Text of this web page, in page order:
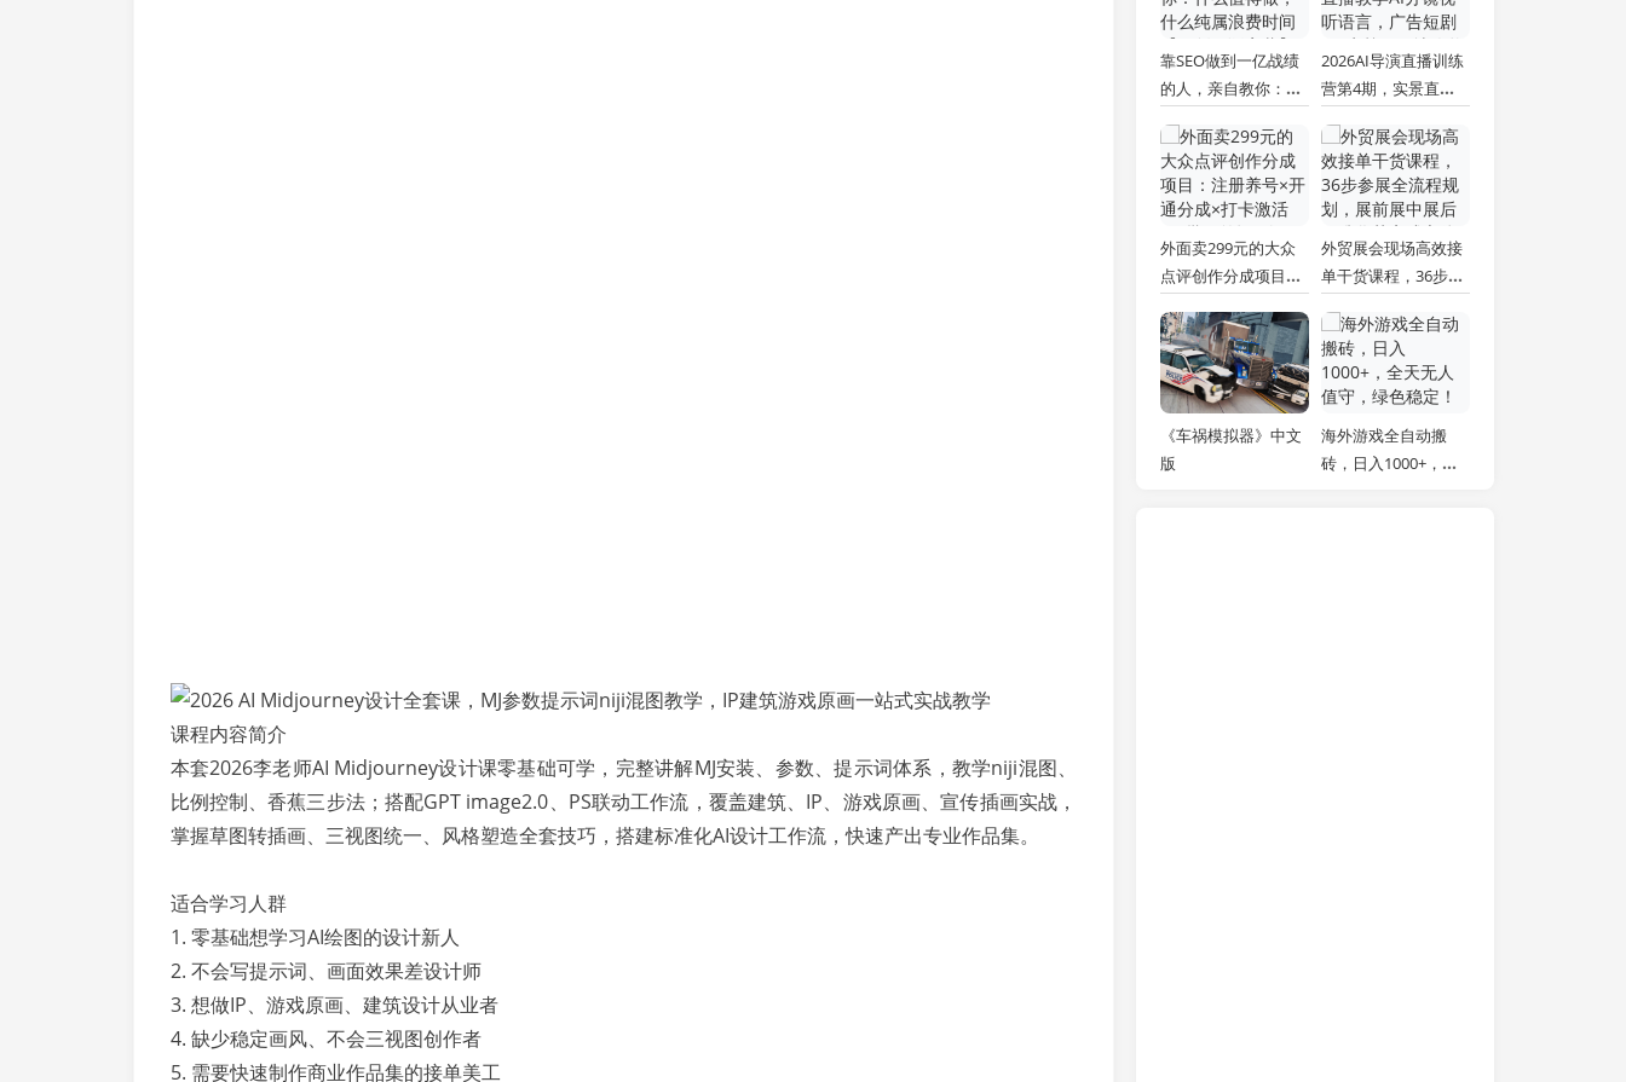
课程内容简介
本套2026李老师AI Midjourney设计课零基础可学，完整讲解MJ安装、参数、提示词体系，教学niji混图、
比例控制、香蕉三步法；搭配GPT image2.0、PS联动工作流，覆盖建筑、IP、游戏原画、宣传插画实战，
掌握草图转插画、三视图统一、风格塑造全套技巧，搭建标准化AI设计工作流，快速产出专业作品集。
适合学习人群
1. 零基础想学习AI绘图的设计新人
2. 不会写提示词、画面效果差设计师
3. 想做IP、游戏原画、建筑设计从业者
4. 缺少稳定画风、不会三视图创作者
5. 需要快速制作商业作品集的接单美工
靠SEO做到一亿战绩
的人，亲自教你：什
浪费时间【原创双语
字幕】
2026AI导演直播训练
营第4期，实景直播
言，广告短剧MV实
战，解决人物画面崩
坏痛点
外面卖299元的大众
点评创作分成项目：
打卡激活×AI批量笔
记×次日见收益，月
入1w+
外贸展会现场高效接
单干货课程，36步参
展中展后标准化获客
成交体系
《车祸模拟器》中文
版
海外游戏全自动搬
砖，日入1000+，全